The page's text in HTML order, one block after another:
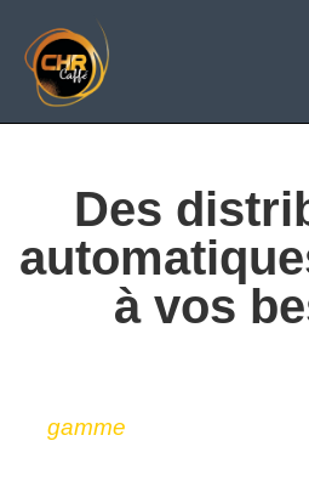
Des
à vos
gamme